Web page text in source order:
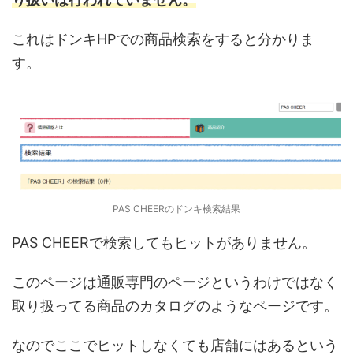
これはドンキHPでの商品検索をすると分かりま
す。
PAS CHEERのドンキ検索結果
PAS CHEERで検索してもヒットがありません。
このページは通販専門のページというわけではなく
取り扱ってる商品のカタログのようなページです。
なのでここでヒットしなくても店舗にはあるという